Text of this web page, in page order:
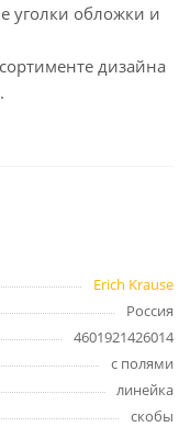
уголки обложки и
дизайна
Erich Krause
Россия
4601921426014
с полями
линейка
скобы